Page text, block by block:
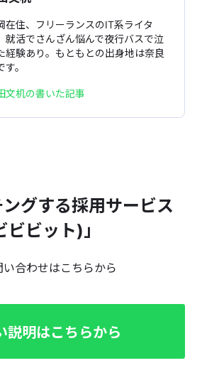
在住、フリーランスのIT系ライタ
就活でさんざん悩んで夜行バスで泣
経験あり。もともとの出身地は奈良
す。
文机の書いた記事
グする採用サービス
ビット)」
合わせはこちらから
説明はこちらから